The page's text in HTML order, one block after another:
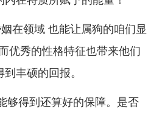
在领域 也能让属狗的咱们显
优秀的性格特征也带来他们
丰硕的回报。
够得到还算好的保障。是否